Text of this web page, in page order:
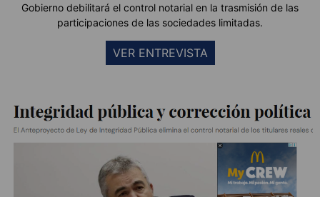
Gobierno debilitará el control notarial en la trasmisión de las
participaciones de las sociedades limitadas.
VER ENTREVISTA